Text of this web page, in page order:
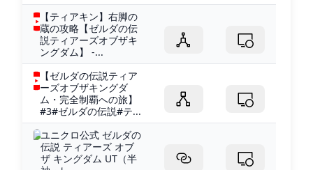
【ティアキン】右脚の
蔵の攻略【ゼルダの伝
説ティアーズオブザキ
ングダム】 -...
【ゼルダの伝説ティア
ーズオブザキングダ
ム・完全制覇への旅】
#3#ゼルダの伝説#テ...
ユニクロ公式 ゼルダの
伝説 ティアーズ オブ
ザ キングダム UT（半